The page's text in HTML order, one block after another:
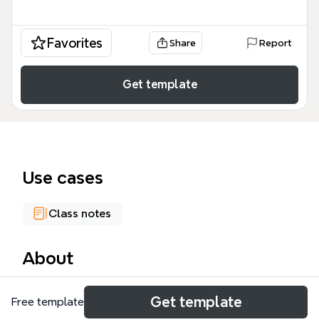
Favorites Share Report
Get template
Use cases
Class notes
About
La plantilla 'Telefonía Móvil' es un mapa mental
educativo que explica el funcionamiento de la
Free template Get template